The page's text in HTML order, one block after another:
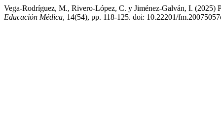
Vega-Rodríguez, M., Rivero-López, C. y Jiménez-Galván, I. (2025)
Educación Médica, 14(54), pp. 118-125. doi: 10.22201/